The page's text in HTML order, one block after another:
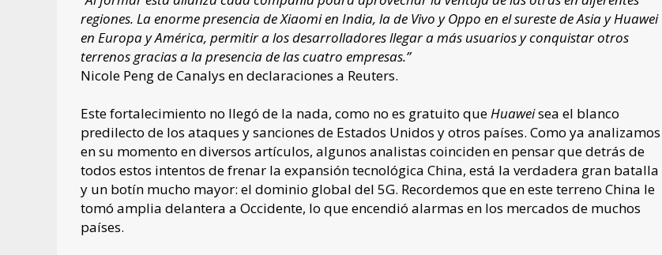
regiones. La enorme presencia de Xiaomi en India, la de Vivo y Oppo en el sureste de Asia y Huawei
en Europa y América, permitir a los desarrolladores llegar a más usuarios y conquistar otros
terrenos gracias a la presencia de las cuatro empresas.”
Nicole Peng de Canalys en declaraciones a Reuters.
Este fortalecimiento no llegó de la nada, como no es gratuito queHuaweisea el blanco
predilecto de los ataques y sanciones de Estados Unidos y otros países. Como ya analizamos
en su momento en diversos artículos, algunos analistas coinciden en pensar que detrás de
todos estos intentos de frenar la expansión tecnológica China, está la verdadera gran batalla
y un botín mucho mayor: el dominio global del 5G. Recordemos que en este terreno China le
tomó amplia delantera a Occidente, lo que encendió alarmas en los mercados de muchos
países.